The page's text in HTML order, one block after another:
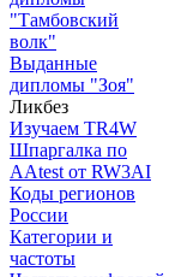
"Тамбовский
волк"
Выданные
дипломы "Зоя"
Ликбез
Изучаем TR4W
Шпаргалка по
AAtest от RW3AI
Коды регионов
России
Категории и
частоты